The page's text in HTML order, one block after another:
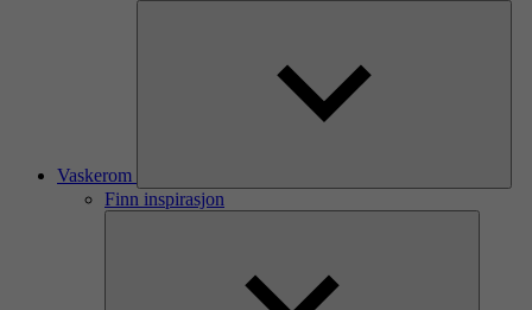
Vaskerom
Finn inspirasjon